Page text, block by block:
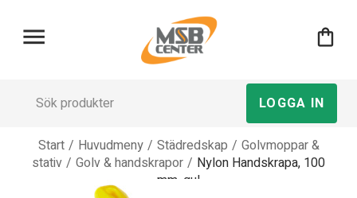
menu shopping_bag
LOGGA IN
Start / Huvudmeny / Städredskap / Golvmoppar &
stativ / Golv & handskrapor / Nylon Handskrapa, 100
mm, gul